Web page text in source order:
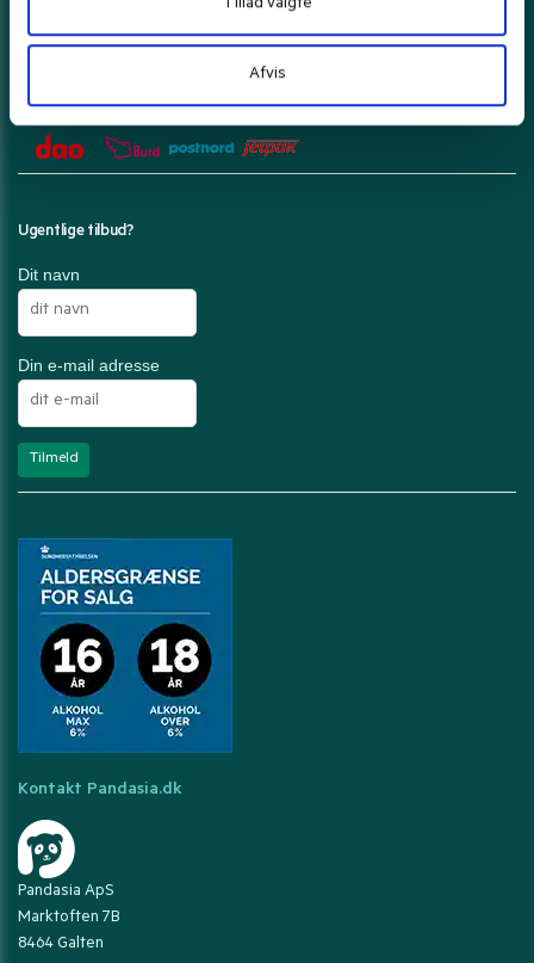
Tillad valgte
Afvis
Din ordre pakkes forsigtigt og sendes med
Ugentlige tilbud?
Dit navn
Din e-mail adresse
Kontakt Pandasia.dk
Pandasia ApS
Marktoften 7B
8464 Galten